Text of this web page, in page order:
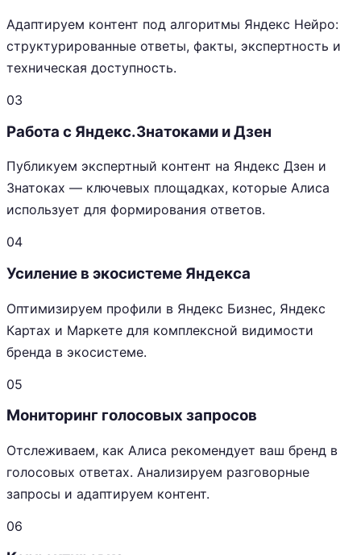
Адаптируем контент под алгоритмы Яндекс Нейро:
структурированные ответы, факты, экспертность и
техническая доступность.
03
Работа с Яндекс.Знатоками и Дзен
Публикуем экспертный контент на Яндекс Дзен и
Знатоках — ключевых площадках, которые Алиса
использует для формирования ответов.
04
Усиление в экосистеме Яндекса
Оптимизируем профили в Яндекс Бизнес, Яндекс
Картах и Маркете для комплексной видимости
бренда в экосистеме.
05
Мониторинг голосовых запросов
Отслеживаем, как Алиса рекомендует ваш бренд в
голосовых ответах. Анализируем разговорные
запросы и адаптируем контент.
06